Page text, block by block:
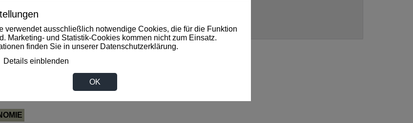
verwendet ausschließlich notwendige Cookies, die für die Funktion
Marketing- und Statistik-Cookies kommen nicht zum Einsatz.
finden Sie in unserer Datenschutzerklärung.
Details einblenden
OK
bekannt.